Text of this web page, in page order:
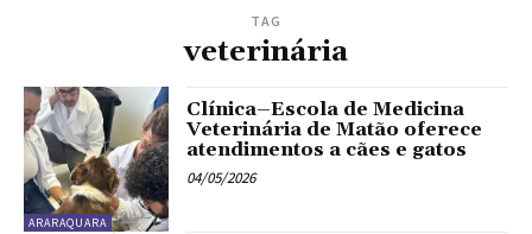
TAG
veterinária
ARARAQUARA
Clínica–Escola de Medicina
Veterinária de Matão oferece
atendimentos a cães e gatos
04/05/2026